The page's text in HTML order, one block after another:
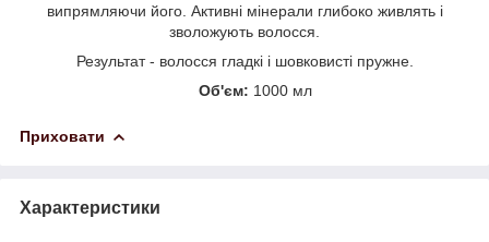
випрямляючи його. Активні мінерали глибоко живлять і
зволожують волосся.
Результат - волосся гладкі і шовковисті пружне.
Об'єм: 1000 мл
Приховати
Характеристики